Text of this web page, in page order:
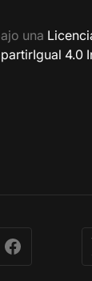
una
4.0
Facebook